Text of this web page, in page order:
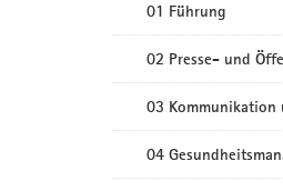
01 Führung
02 Presse- und
03 Kommunikation
04